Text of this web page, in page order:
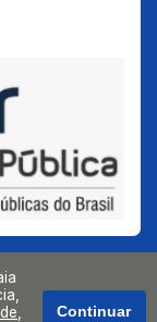
Continuar